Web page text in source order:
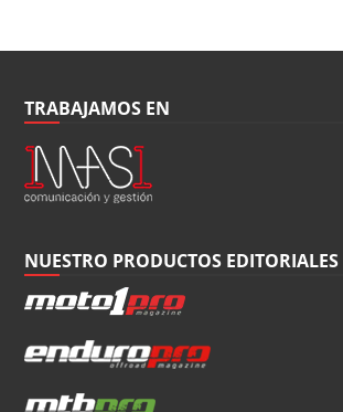
TRABAJAMOS EN
NUESTRO PRODUCTOS EDITORIALES